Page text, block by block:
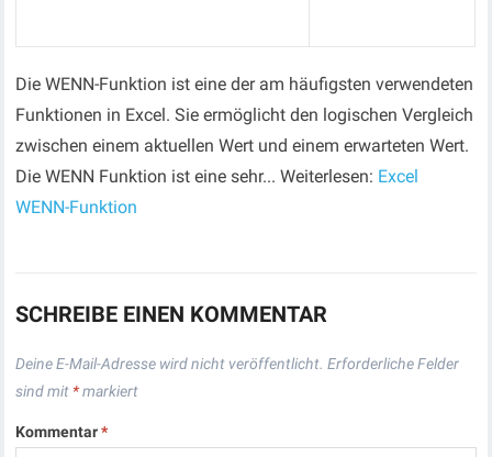
Die WENN-Funktion ist eine der am häufigsten verwendeten
Funktionen in Excel. Sie ermöglicht den logischen Vergleich
zwischen einem aktuellen Wert und einem erwarteten Wert.
Die WENN Funktion ist eine sehr... Weiterlesen: Excel
WENN-Funktion
SCHREIBE EINEN KOMMENTAR
Deine E-Mail-Adresse wird nicht veröffentlicht. Erforderliche Felder
sind mit *markiert
Kommentar*